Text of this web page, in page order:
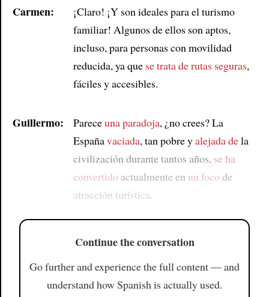
Carmen:
¡Claro! ¡Y son ideales para el turismo
familiar! Algunos de ellos son aptos,
incluso, para personas con movilidad
reducida, ya que se trata de rutas seguras,
fáciles y accesibles.
Guillermo: Pareceuna paradoja, ¿no crees? La
Españavaciada, tan pobre yalejada dela
civilización durante tantos años, se ha
convertido actualmente en un foco de
atracción turística.
Continue the conversation
Go further and experience the full content — and
understand how Spanish is actually used.